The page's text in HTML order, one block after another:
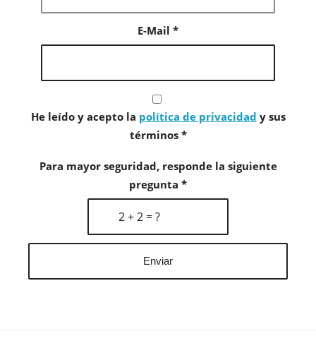
E-Mail *
He leído y acepto la política de privacidad y sus
términos *
2 + 2 = ?
Para mayor seguridad, responde la siguiente
pregunta *